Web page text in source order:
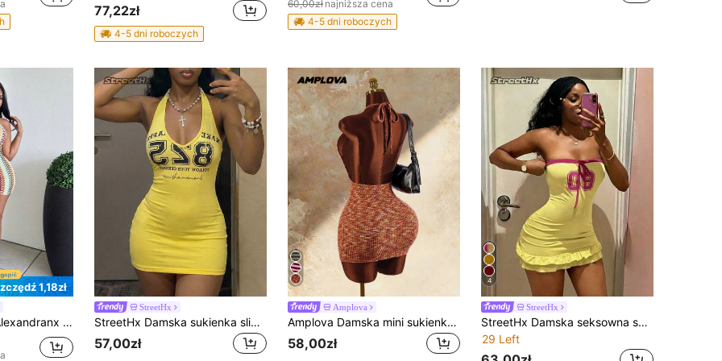
77,22zł
4-5 dni roboczych
60,00zł najniższa cena
4-5 dni roboczych
1,18zł
sukienka plażowa mini z dzianiny żakardowej w kontrastowym kolorze, z prążkowanym brzegiem i odkrytymi plecami, z głębokim dekoltem w serek, w stylu boho, na imprezę
StreetHx
StreetHx Damska sukienka slip na ramiączkach spaghetti z dekoltem w serek i niskim wycięciem, żółta, z angielskim nadrukiem distressed, dopasowana do figury z podkreśloną talią, styl streetwear, seksowny punk rock, na wiosnę/lato, idealna na festiwale muzyczne i wakacje
57,00zł
Amplova
Amplova Damska mini sukienka z dekoltem halter, kolorowa, bez rękawów, awangardowa, seksowna, z odkrytymi plecami, w kamuflaż, wiązana, o pluszowej strukturze
58,00zł
4
StreetHx
StreetHx Damska seksowna sukienka bez ramiączek z wiązaniem z przodu i nadrukiem cyfrowym
29 Left